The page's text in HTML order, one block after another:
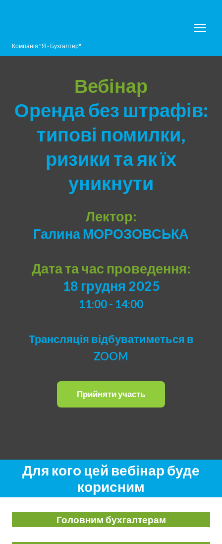
Компанія "Я - Бухгалтер"
Вебінар
Оренда без штрафів:
типові помилки,
ризики та як їх
уникнути
Лектор:
Галина МОРОЗОВСЬКА
Дата та час проведення:
18 грудня 2025
11:00 - 14:00
Трансляція відбуватиметься в
ZOOM
Прийняти участь
Для кого цей вебінар буде
корисним
Головним бухгалтерам